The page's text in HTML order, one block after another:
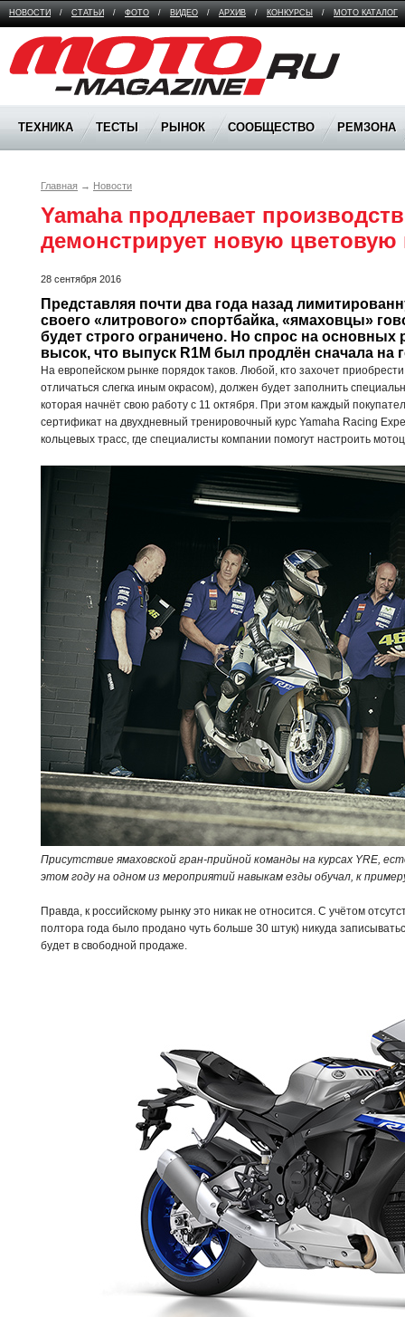
НОВОСТИ / СТАТЬИ / ФОТО / ВИДЕО / АРХИВ / КОНКУРСЫ / МОТО КАТАЛОГ
Moto Magazine
ТЕХНИКА ТЕСТЫ РЫНОК СООБЩЕСТВО РЕМЗОНА
Главная → Новости
Yamaha продлевает
демонстрирует новую
28 сентября 2016
Представляя почти два года назад
своего «литрового» спортбайка, «ямаховцы»
будет строго ограничено. Но спрос на основных
высок, что выпуск R1M был продлён сначала на
На европейском рынке порядок таков. Любой, кто захочет
отличаться слегка иным окрасом), должен будет заполнить
которая начнёт свою работу с 11 октября. При этом каждый
сертификат на двухдневный тренировочный курс Yamaha Racing
кольцевых трасс, где специалисты компании помогут настроить
Присутствие ямаховской гран-прийной команды на курсах YRE,
этом году на одном из мероприятий навыкам езды обучал, к
Правда, к российскому рынку это никак не относится. С учётом
полтора года было продано чуть больше 30 штук) никуда
будет в свободной продаже.